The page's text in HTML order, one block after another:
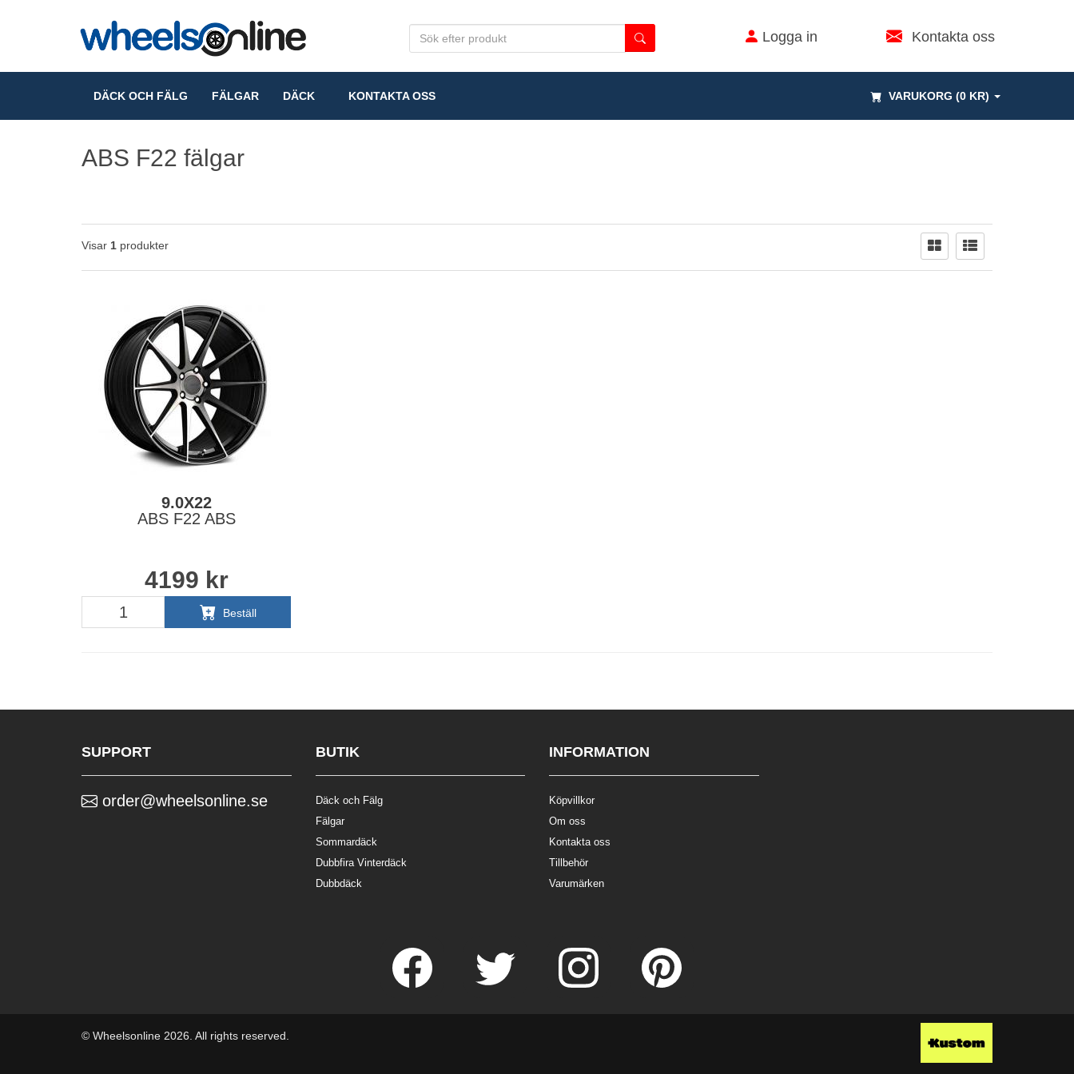
Logga in Kontakta oss
VARUKORG (0 KR)
DÄCK OCH FÄLG FÄLGAR DÄCK KONTAKTA OSS
ABS F22 fälgar
Visar 1 produkter
9.0X22
ABS F22 ABS
4199 kr
Beställ
SUPPORT
order@wheelsonline.se
BUTIK
Däck och Fälg
Fälgar
Sommardäck
Dubbfira Vinterdäck
Dubbdäck
INFORMATION
Köpvillkor
Om oss
Kontakta oss
Tillbehör
Varumärken
© Wheelsonline 2026. All rights reserved.